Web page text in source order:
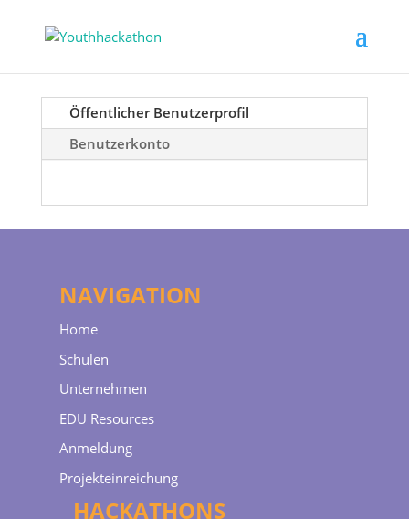
Öffentlicher Benutzerprofil
Benutzerkonto
NAVIGATION
Home
Schulen
Unternehmen
EDU Resources
Anmeldung
Projekteinreichung
HACKATHONS